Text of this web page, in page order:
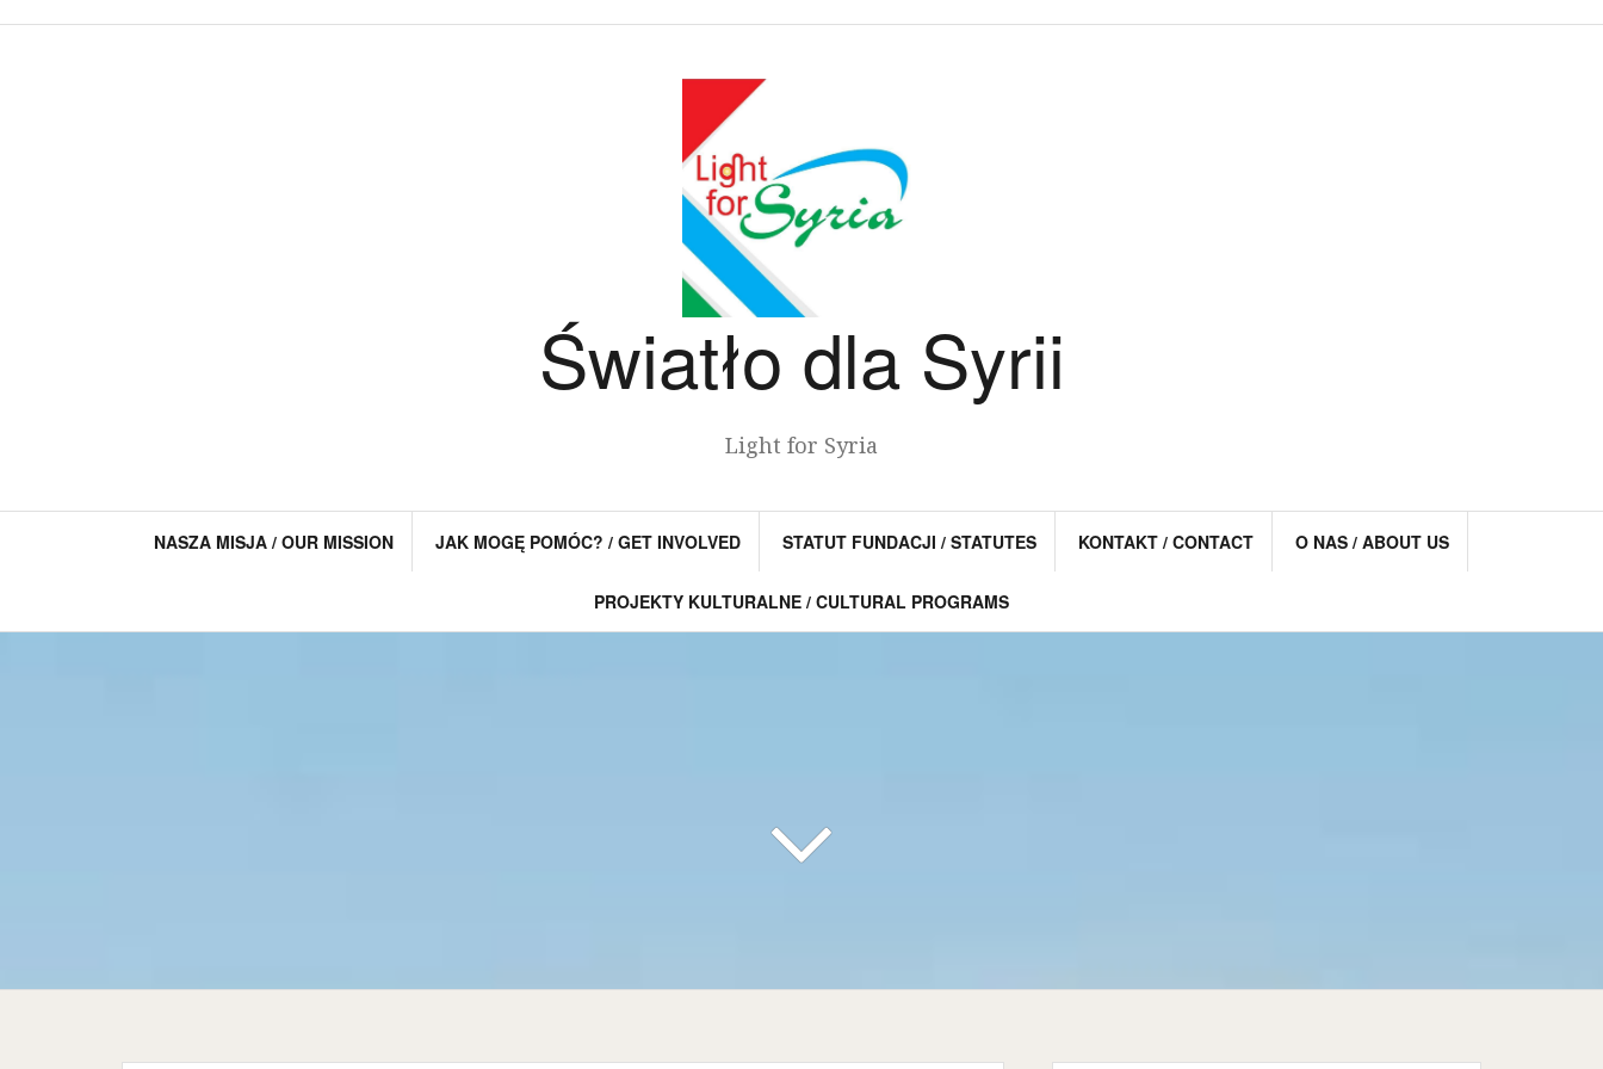
Światło dla Syrii
Light for Syria
NASZA MISJA / OUR MISSION JAK MOGĘ POMÓC? / GET INVOLVED STATUT FUNDACJI / STATUTES KONTAKT / CONTACT O NAS / ABOUT US
PROJEKTY KULTURALNE / CULTURAL PROGRAMS